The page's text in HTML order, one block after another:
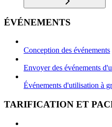
ÉVÉNEMENTS
Conception des événements
Envoyer des événements
Événements d'utilisation à
TARIFICATION ET